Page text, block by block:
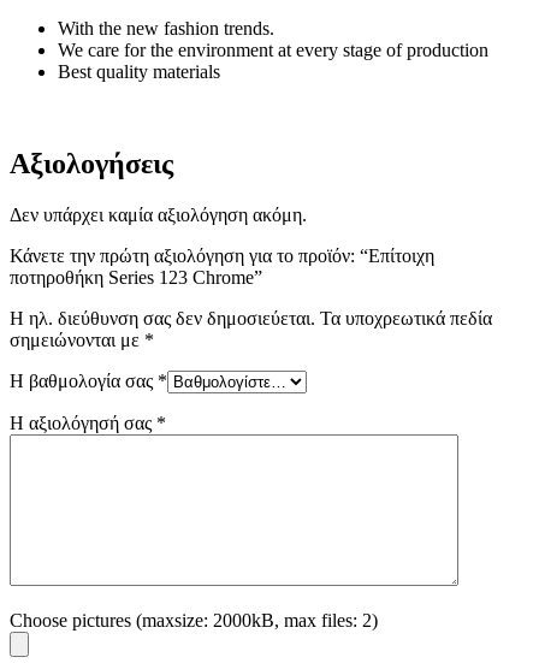
With the new fashion trends.
We care for the environment at every stage of production
Best quality materials
Αξιολογήσεις
Δεν υπάρχει καμία αξιολόγηση ακόμη.
Κάνετε την πρώτη αξιολόγηση για το προϊόν: “Επίτοιχη
ποτηροθήκη Series 123 Chrome”
Η ηλ. διεύθυνση σας δεν δημοσιεύεται. Τα υποχρεωτικά πεδία
σημειώνονται με *
Η βαθμολογία σας *
Η αξιολόγησή σας *
Choose pictures (maxsize: 2000kB, max files: 2)